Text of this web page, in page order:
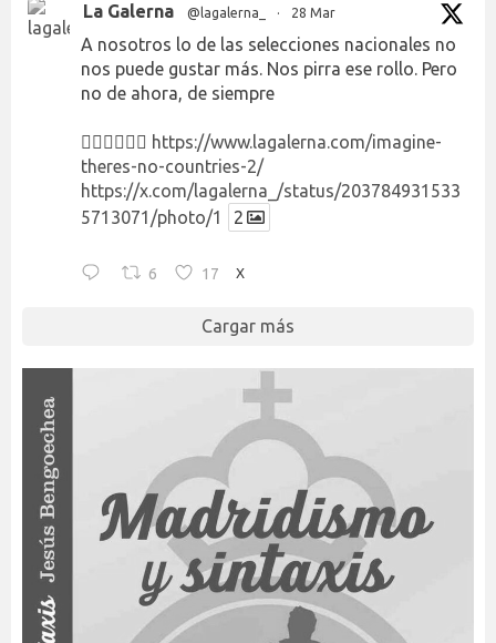
La Galerna @lagalerna_ · 28 Mar
A nosotros lo de las selecciones nacionales no
nos puede gustar más. Nos pirra ese rollo. Pero
no de ahora, de siempre
👉🏻👉🏻👉🏻 https://www.lagalerna.com/imagine-
theres-no-countries-2/
https://x.com/lagalerna_/status/203784931533
5713071/photo/1
2
6 17 X
Cargar más